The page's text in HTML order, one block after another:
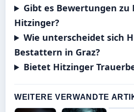
Gibt es Bewertungen
Hitzinger?
Wie unterscheidet sich
Bestattern in Graz?
Bietet Hitzinger
WEITERE VERWANDTE